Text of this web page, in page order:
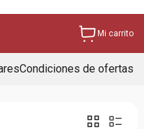
Mi carrito
Condiciones de ofertas